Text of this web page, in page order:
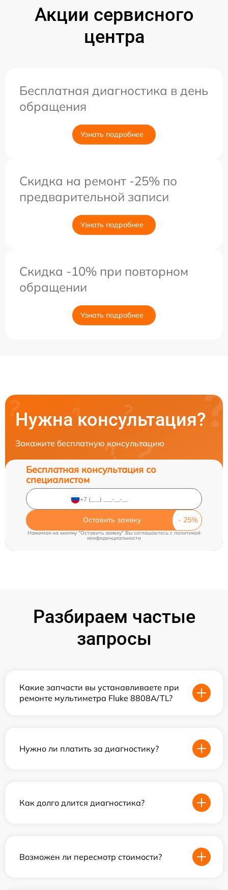
Акции сервисного
центра
Бесплатная диагностика в день
обращения
Узнать подробнее
Скидка на ремонт -25% по
предварительной записи
Узнать подробнее
Скидка -10% при повторном
обращении
Узнать подробнее
Нужна консультация?
Закажите бесплатную консультацию
Бесплатная консультация со
специалистом
Оставить заявку
Нажимая на кнопку "Оставить заявку" Вы соглашаетесь cполитикой
конфиденциальности
Разбираем частые
запросы
Какие запчасти вы устанавливаете при
ремонте мультиметра Fluke 8808A/TL?
Нужно ли платить за диагностику?
Как долго длится диагностика?
Возможен ли пересмотр стоимости?